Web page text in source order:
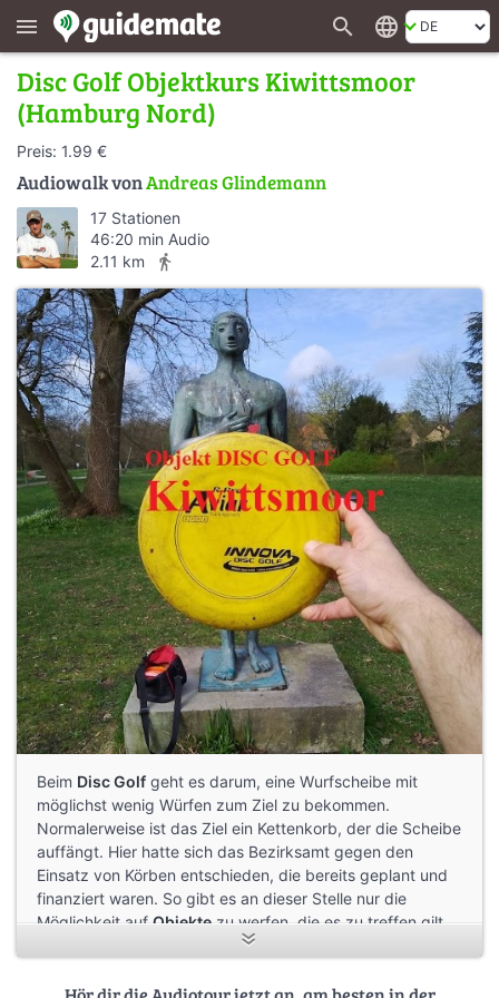
menu search language
Disc Golf Objektkurs Kiwittsmoor
(Hamburg Nord)
Preis: 1.99 €
Audiowalk vonAndreas Glindemann
17 Stationen
46:20 min Audio
2.11 km
directions_walk
Beim Disc Golf geht es darum, eine Wurfscheibe mit
möglichst wenig Würfen zum Ziel zu bekommen.
Normalerweise ist das Ziel ein Kettenkorb, der die Scheibe
auffängt. Hier hatte sich das Bezirksamt gegen den
Einsatz von Körben entschieden, die bereits geplant und
finanziert waren. So gibt es an dieser Stelle nur die
Möglichkeit aufObjektezu werfen, die es zu treffen gilt
(Laternenpfähle, Bäume, Mülleimer). Es gibt auch keine
entsprechende Hinweisschilder (Tee Signs), sondern nur